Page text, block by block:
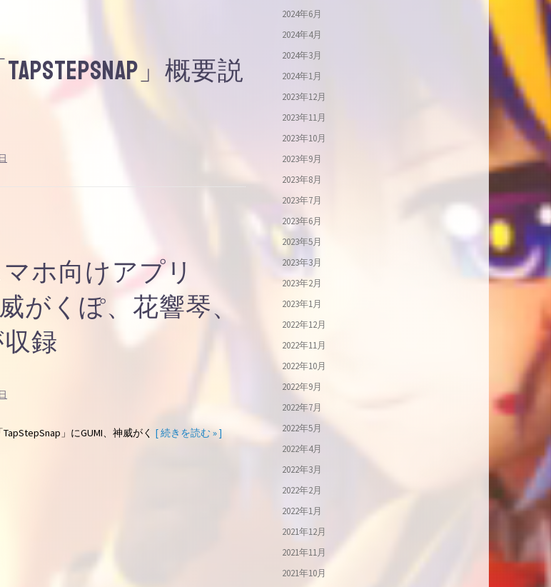
」概要説
ホ向けアプリ
威がくぽ、花響琴、
録
」にGUMI、神威がく[ 続きを読む » ]
2024年6月
2024年4月
2024年3月
2024年1月
2023年12月
2023年11月
2023年10月
2023年9月
2023年8月
2023年7月
2023年6月
2023年5月
2023年3月
2023年2月
2023年1月
2022年12月
2022年11月
2022年10月
2022年9月
2022年7月
2022年5月
2022年4月
2022年3月
2022年2月
2022年1月
2021年12月
2021年11月
2021年10月